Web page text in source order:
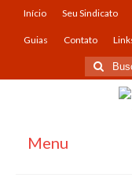
Início Seu Sindicato
Guias Contato
Menu